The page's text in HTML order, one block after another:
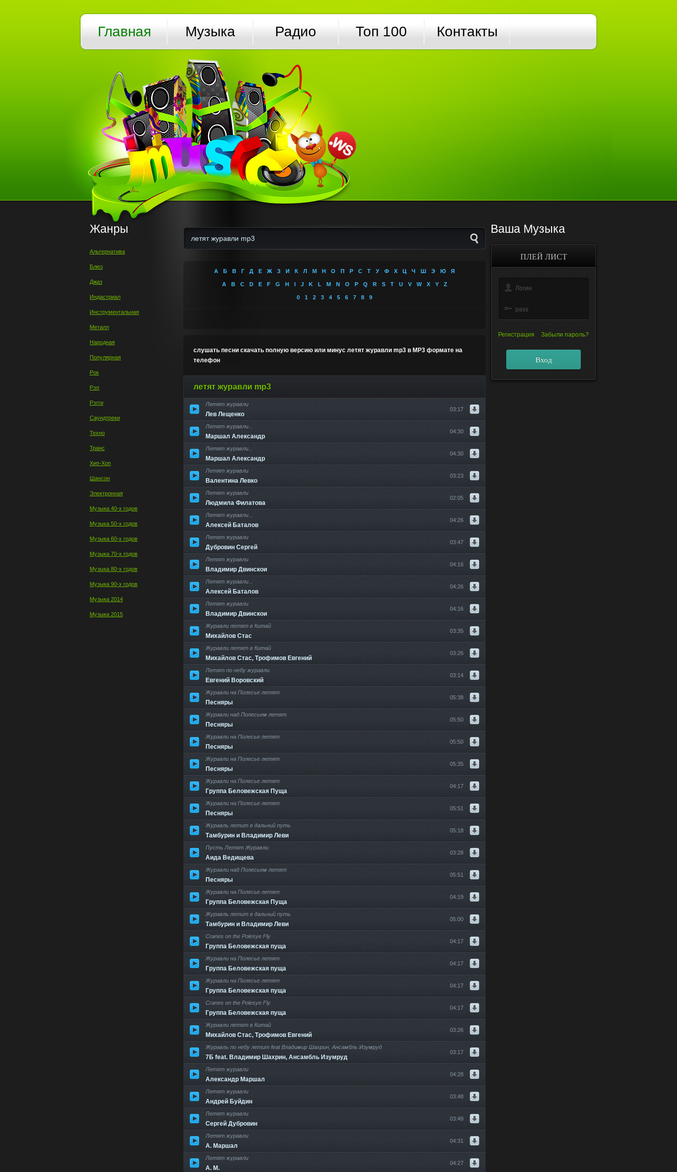
Главная Музыка Радио Топ 100 Контакты
Жанры
Альтернатива
Блюз
Джаз
Индастриал
Инструментальная
Металл
Народная
Популярная
Рок
Рэп
Рэгги
Саундтреки
Техно
Транс
Хип-Хоп
Шансон
Электронная
Музыка 40-х годов
Музыка 50-х годов
Музыка 60-х годов
Музыка 70-х годов
Музыка 80-х годов
Музыка 90-х годов
Музыка 2014
Музыка 2015
А Б В Г Д Е Ж З И К Л М Н О П Р С Т У Ф Х Ц Ч Ш Э Ю Я
A B C D E F G H I J K L M N O P Q R S T U V W X Y Z
0 1 2 3 4 5 6 7 8 9
слушать песни скачать полную версию или минус летят журавли mp3 в MP3 формате на
телефон
летят журавли mp3
Найдено 50 треков по данному запросу
Летят журавли
Лев Лещенко
03:17
Летят журавли...
Маршал Александр
04:30
Летят журавли...
Маршал Александр
04:30
Летят журавли
Валентина Левко
03:23
Летят журавли
Людмила Филатова
02:05
Летят журавли...
Алексей Баталов
04:26
Летят журавли
Дубровин Сергей
03:47
Летят журавли
Владимир Двинскои
04:16
Летят журавли...
Алексей Баталов
04:26
Летят журавли
Владимир Двинскои
04:16
Журавли летят в Китай
Михайлов Стас
03:35
Журавли летят в Китай
Михайлов Стас, Трофимов Евгений
03:26
Летят по небу журавли
Евгений Воровский
03:14
Журавли на Полесье летят
Песняры
05:38
Журавли над Полесьем летят
Песняры
05:50
Журавли на Полесье летят
Песняры
05:50
Журавли на Полесье летят
Песняры
05:35
Журавли на Полесье летят
Группа Беловежская Пуща
04:17
Журавли на Полесье летят
Песняры
05:51
Журавль летит в дальний путь
Тамбурин и Владимир Леви
05:18
Пусть Летят Журавли
Аида Ведищева
03:28
Журавли над Полесьем летят
Песняры
05:51
Журавли на Полесье летят
Группа Беловежская Пуща
04:19
Журавль летит в дальний путь
Тамбурин и Владимир Леви
05:00
Cranes on the Polesye Fly
Группа Беловежская пуща
04:17
Журавли на Полесье летят
Группа Беловежская пуща
04:17
Журавли на Полесье летят
Группа Беловежская пуща
04:17
Cranes on the Polesye Fly
Группа Беловежская пуща
04:17
Журавли летят в Китай
Михайлов Стас, Трофимов Евгений
03:26
Журавль по небу летит feat Владимир Шахрин, Ансамбль Изумруд
7Б feat. Владимир Шахрин, Ансамбль Изумруд
03:17
Летят журавли
Александр Маршал
04:28
Летят журавли
Андрей Буйдин
03:48
Летят журавли
Сергей Дубровин
03:49
Летят журавли
А. Маршал
04:31
Летят журавли
А. М.
04:27
Ваша Музыка
ПЛЕЙ ЛИСТ
Регистрация Забыли пароль?
Вход